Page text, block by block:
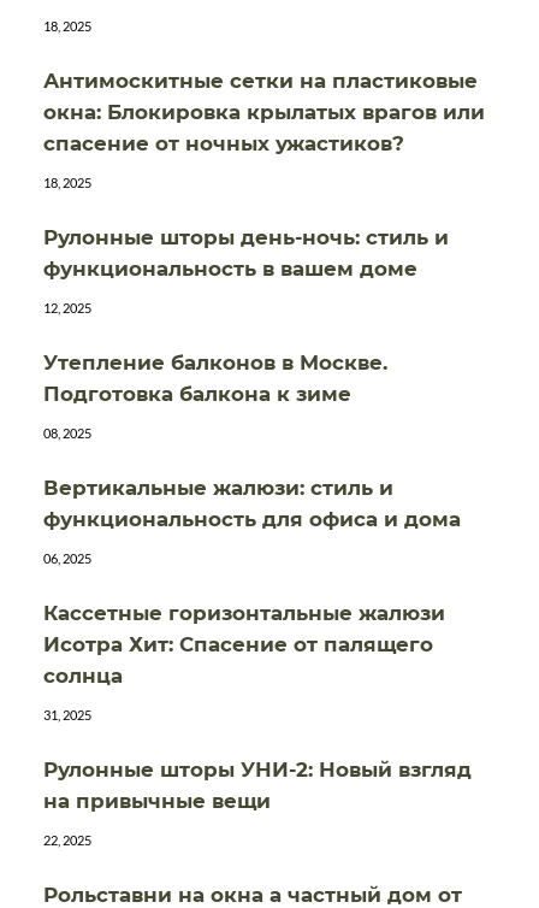
18, 2025
Антимоскитные сетки на пластиковые
окна: Блокировка крылатых врагов или
спасение от ночных ужастиков?
18, 2025
Рулонные шторы день-ночь: стиль и
функциональность в вашем доме
12, 2025
Утепление балконов в Москве.
Подготовка балкона к зиме
08, 2025
Вертикальные жалюзи: стиль и
функциональность для офиса и дома
06, 2025
Кассетные горизонтальные жалюзи
Исотра Хит: Спасение от палящего
солнца
31, 2025
Рулонные шторы УНИ-2: Новый взгляд
на привычные вещи
22, 2025
Рольставни на окна а частный дом от